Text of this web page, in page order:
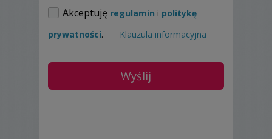
Realizujemy również usługi videofilmowania.
Jeszcze kilka istotncyh spraw:
nie pobieram opłat za plener w innym
dniu niż dzień ślubu,
Akceptuję regulamin i politykę
prywatności. Klauzula informacyjna